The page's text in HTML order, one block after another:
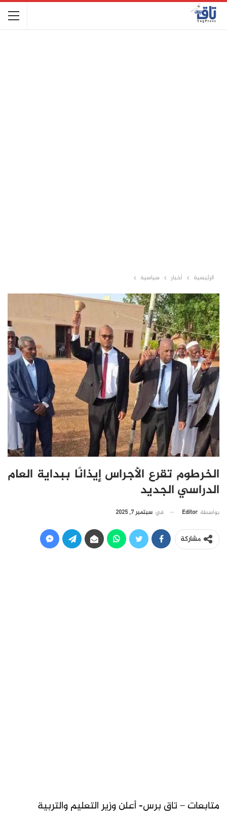
الرئيسية أخبار سياسية
الخرطوم تقرع الأجراس إيذانًا ببداية العام
الدراسي الجديد
بواسطة Editor في سبتمبر 7, 2025
مشاركة
متابعات – تاق برس- أعلن وزير التعليم والتربية